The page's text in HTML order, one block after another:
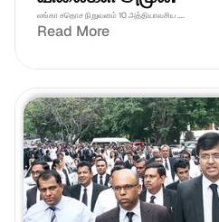
லங்கா சதொச நிறுவனம் 10 அத்தியாவசிய ....
Read More